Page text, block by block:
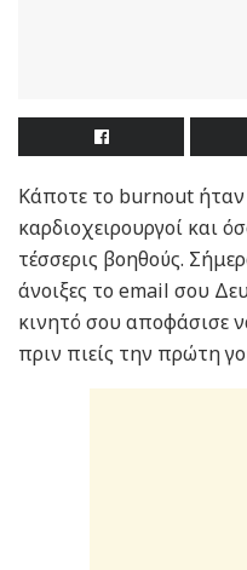
Κάποτε το burnout ήταν
καρδιοχειρουργοί και
τέσσερις βοηθούς.
άνοιξες το email σου
κινητό σου αποφάσισε
πριν πιείς την πρώτη